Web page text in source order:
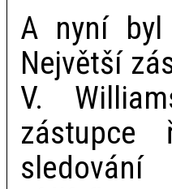
A nyní byl
Největší
V.
zástupce